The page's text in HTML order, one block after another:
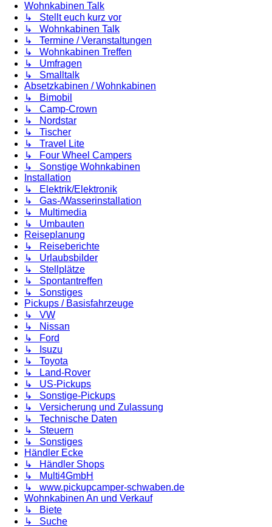
Wohnkabinen Talk
↳ Stellt euch kurz vor
↳ Wohnkabinen Talk
↳ Termine / Veranstaltungen
↳ Wohnkabinen Treffen
↳ Umfragen
↳ Smalltalk
Absetzkabinen / Wohnkabinen
↳ Bimobil
↳ Camp-Crown
↳ Nordstar
↳ Tischer
↳ Travel Lite
↳ Four Wheel Campers
↳ Sonstige Wohnkabinen
Installation
↳ Elektrik/Elektronik
↳ Gas-/Wasserinstallation
↳ Multimedia
↳ Umbauten
Reiseplanung
↳ Reiseberichte
↳ Urlaubsbilder
↳ Stellplätze
↳ Spontantreffen
↳ Sonstiges
Pickups / Basisfahrzeuge
↳ VW
↳ Nissan
↳ Ford
↳ Isuzu
↳ Toyota
↳ Land-Rover
↳ US-Pickups
↳ Sonstige-Pickups
↳ Versicherung und Zulassung
↳ Technische Daten
↳ Steuern
↳ Sonstiges
Händler Ecke
↳ Händler Shops
↳ Multi4GmbH
↳ www.pickupcamper-schwaben.de
Wohnkabinen An und Verkauf
↳ Biete
↳ Suche